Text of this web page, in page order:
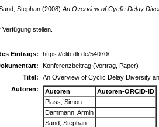
Stephan (2008) An Overview of Cyclic Delay
stellen.
Eintrags:
https://elib.dlr.de/54070/
Konferenzbeitrag (Vortrag, Paper)
Titel:
An Overview of Cyclic Delay Diversity
Autoren:
Autoren
Autoren-ORCID-iD
Plass, Simon
Dammann, Armin
Sand, Stephan